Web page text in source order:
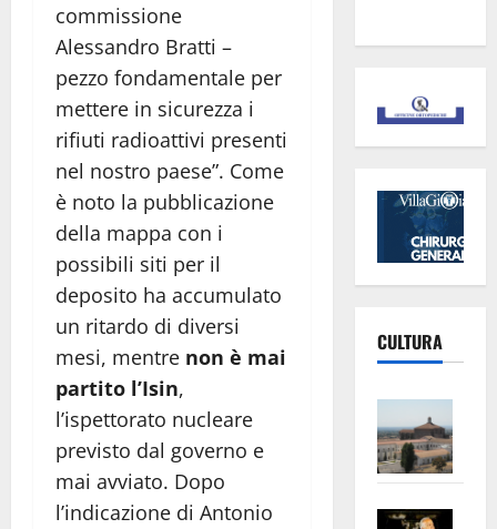
commissione
Alessandro Bratti –
pezzo fondamentale per
mettere in sicurezza i
rifiuti radioattivi presenti
nel nostro paese”. Come
è noto la pubblicazione
della mappa con i
possibili siti per il
deposito ha accumulato
un ritardo di diversi
mesi, mentre non è mai
partito l’Isin,
l’ispettorato nucleare
previsto dal governo e
mai avviato. Dopo
l’indicazione di Antonio
CULTURA